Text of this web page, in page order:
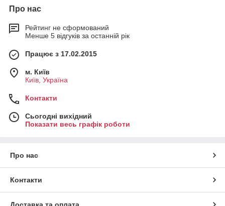
Про нас
Рейтинг не сформований
Менше 5 відгуків за останній рік
Працює з 17.02.2015
м. Київ
Київ, Україна
Контакти
Сьогодні вихідний
Показати весь графік роботи
Про нас
Контакти